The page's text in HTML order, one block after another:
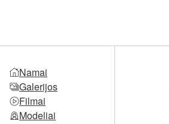
Namai
Galerijos
Filmai
Modeliai